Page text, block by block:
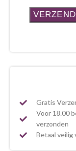
Gratis
Voor 18.00
verzonden
Betaal veilig